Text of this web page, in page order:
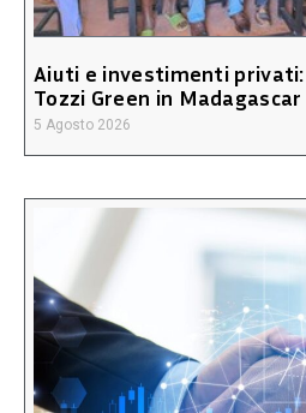
Aiuti e investimenti
Tozzi Green in Madagascar
5 Agosto 2026